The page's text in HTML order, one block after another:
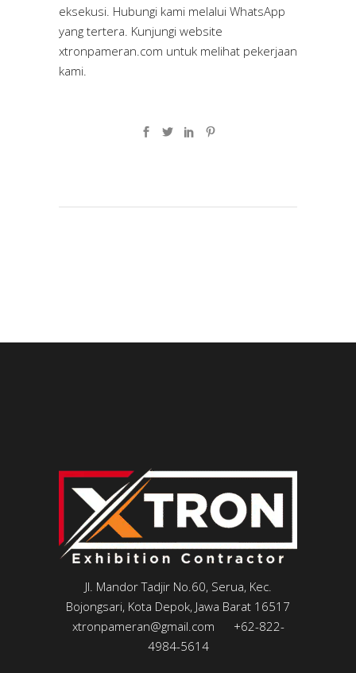
eksekusi. Hubungi kami melalui WhatsApp
yang tertera. Kunjungi website
xtronpameran.com untuk melihat pekerjaan
kami.
Jl. Mandor Tadjir No.60, Serua, Kec.
Bojongsari, Kota Depok, Jawa Barat 16517
xtronpameran@gmail.com
+62-822-
4984-5614